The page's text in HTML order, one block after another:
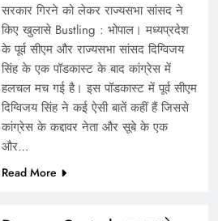
सरकार गिरने को लेकर राज्यसभा सांसद ने
किए खुलासे Bustling : भोपाल। मध्यप्रदेश
के पूर्व सीएम और राज्यसभा सांसद दिग्विजय
सिंह के एक पॉडकास्ट के बाद कांग्रेस में
हलचल मच गई है। इस पॉडकास्ट में पूर्व सीएम
दिग्विजय सिंह ने कई ऐसी बातें कहीं हैं जिससे
कांग्रेस के कद्दावर नेता और सूबे के एक
और…
Read More